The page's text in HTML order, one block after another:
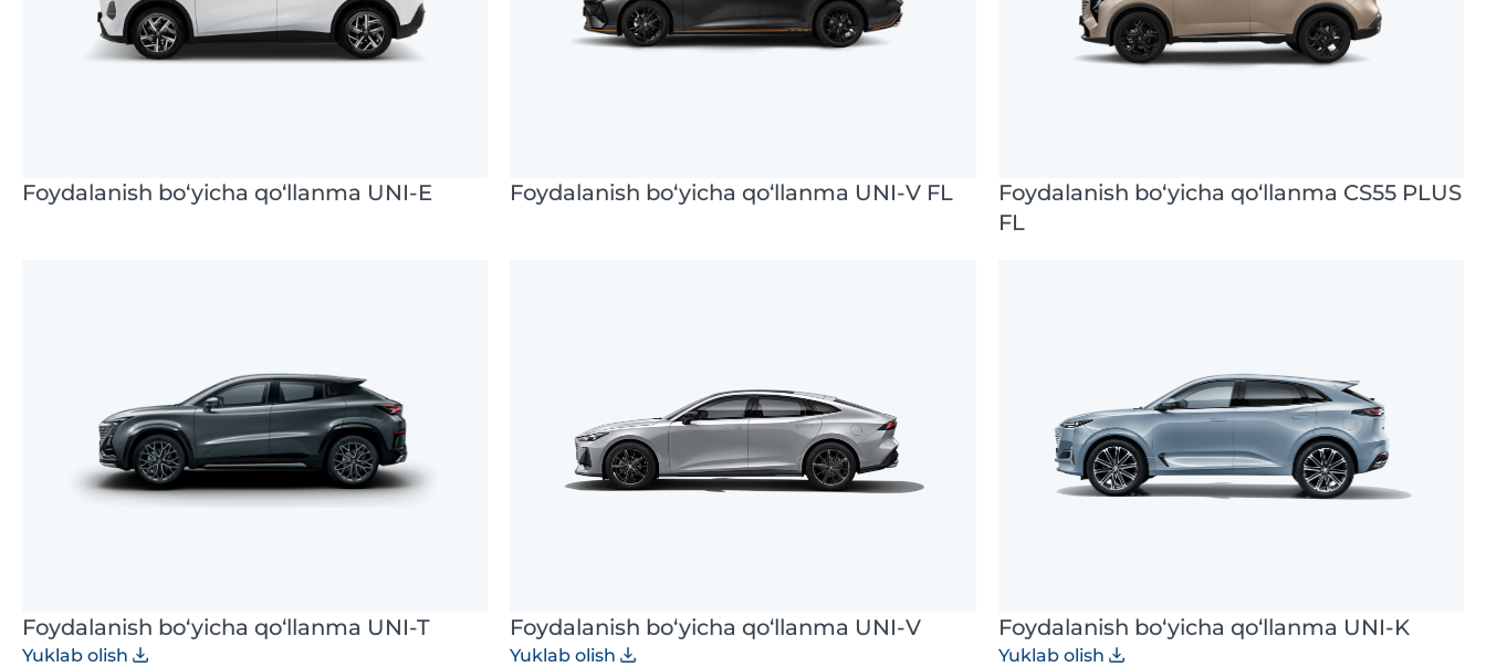
Foydalanish bo‘yicha qo‘llanma UNI-E Foydalanish bo‘yicha qo‘llanma UNI-V FL
Foydalanish bo‘yicha qo‘llanma CS55 PLUS
FL
Foydalanish bo‘yicha qo‘llanma UNI-T
Yuklab olish
Foydalanish bo‘yicha qo‘llanma UNI-V
Yuklab olish
Foydalanish bo‘yicha qo‘llanma UNI-K
Yuklab olish